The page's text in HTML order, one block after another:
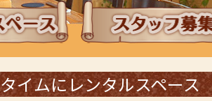
ルスペース 採用情報・スタッフ
イムにレンタルスペース